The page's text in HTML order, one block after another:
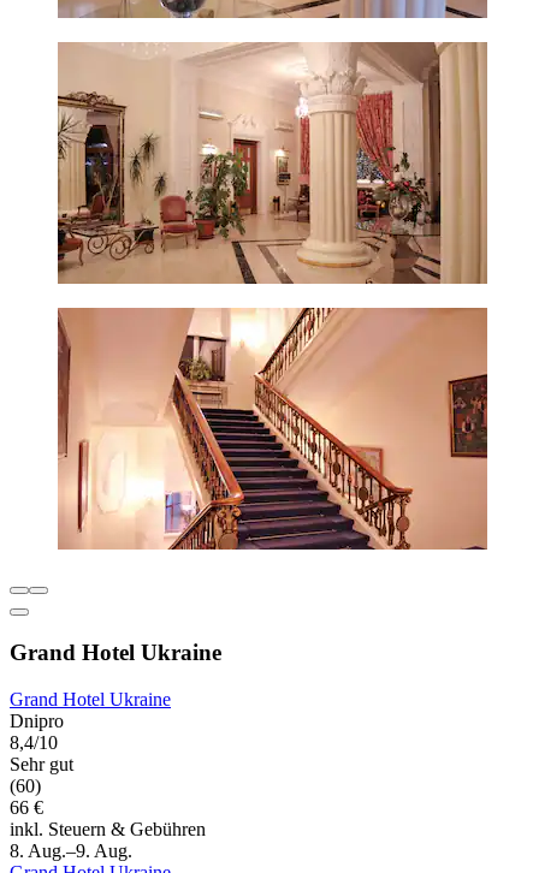
Grand Hotel Ukraine
Grand Hotel Ukraine
Dnipro
8,4/10
Sehr gut
(60)
66 €
inkl. Steuern & Gebühren
8. Aug.–9. Aug.